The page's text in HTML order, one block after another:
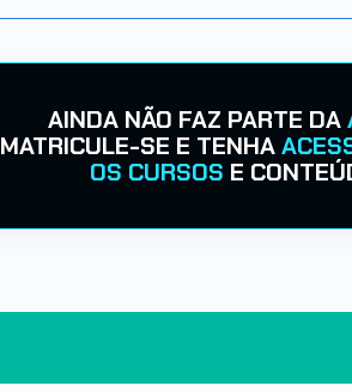
AINDA NÃO FAZ PARTE DA
MATRICULE-SE E TENHA
OS CURSOS E